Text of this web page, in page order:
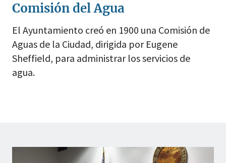
Comisión del Agua
El Ayuntamiento creó en 1900 una Comisión de
Aguas de la Ciudad, dirigida por Eugene
Sheffield, para administrar los servicios de
agua.